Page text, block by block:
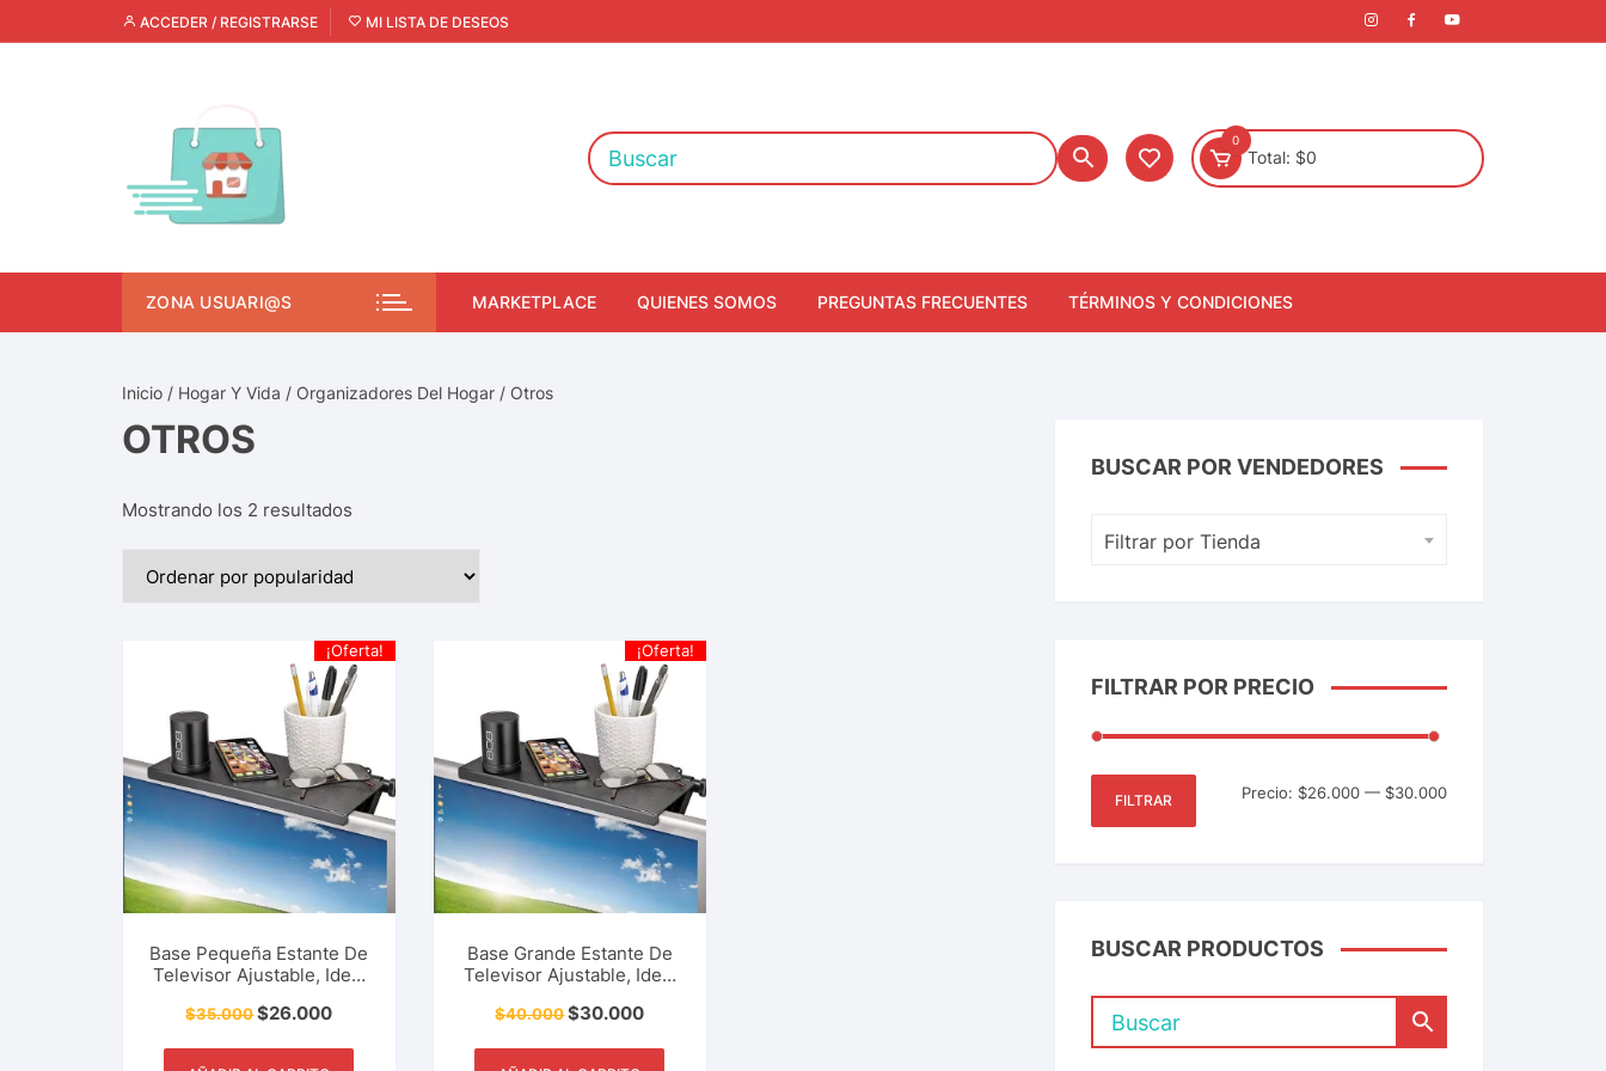
ACCEDER / REGISTRARSE MI LISTA DE DESEOS
0
Total: $0
ZONA USUARI@S MARKETPLACE QUIENES SOMOS PREGUNTAS FRECUENTES TÉRMINOS Y CONDICIONES
Inicio / Hogar Y Vida / Organizadores Del Hogar / Otros
OTROS
Mostrando los 2 resultados
¡Oferta!
Base Pequeña Estante De
Televisor Ajustable, Ideal
Modem, Router, Consolas
3D, Audífonos, Pantalla,
$35.000$26.000
¡Oferta!
Base Grande Estante De
Televisor Ajustable, Ideal
Modem, Router, Consolas
3D, Audífonos, Pantalla,
$40.000$30.000
BUSCAR POR VENDEDORES
Filtrar por Tienda
FILTRAR POR PRECIO
FILTRAR Precio: $26.000 — $30.000
BUSCAR PRODUCTOS